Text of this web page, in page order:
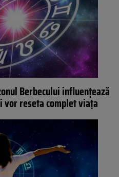
Berbecului influențează
reseta complet viața